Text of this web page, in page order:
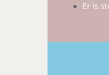
Er is